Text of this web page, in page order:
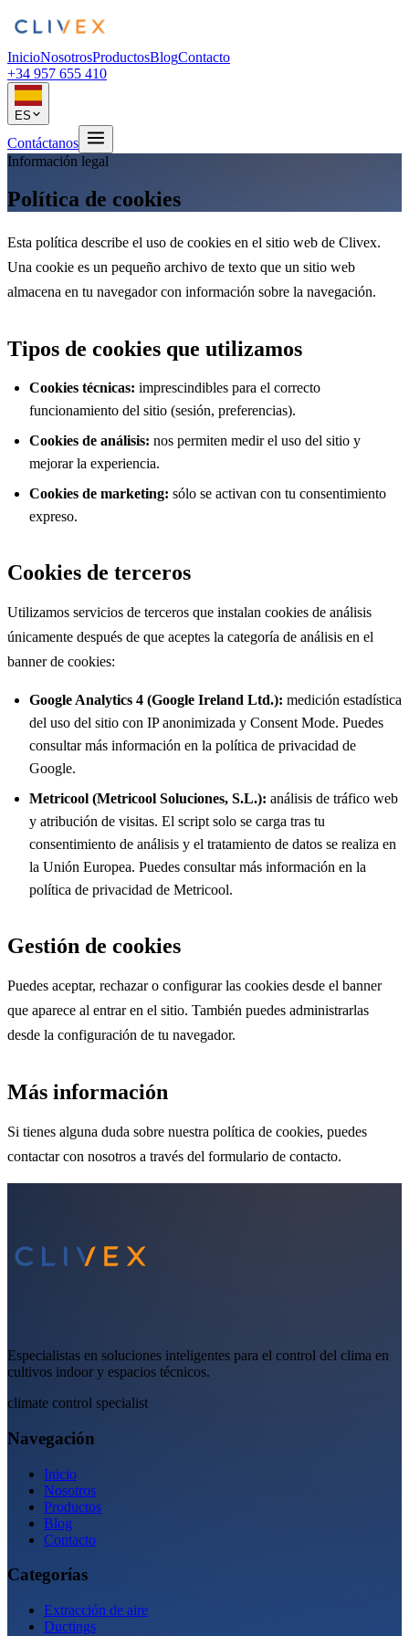
InicioNosotrosProductosBlogContacto
+34 957 655 410
ES
Contáctanos
Información legal
Política de cookies
Esta política describe el uso de cookies en el sitio web de Clivex.
Una cookie es un pequeño archivo de texto que un sitio web
almacena en tu navegador con información sobre la navegación.
Tipos de cookies que utilizamos
Cookies técnicas: imprescindibles para el correcto
funcionamiento del sitio (sesión, preferencias).
Cookies de análisis: nos permiten medir el uso del sitio y
mejorar la experiencia.
Cookies de marketing: sólo se activan con tu consentimiento
expreso.
Cookies de terceros
Utilizamos servicios de terceros que instalan cookies de análisis
únicamente después de que aceptes la categoría de análisis en el
banner de cookies:
Google Analytics 4 (Google Ireland Ltd.): medición estadística
del uso del sitio con IP anonimizada y Consent Mode. Puedes
consultar más información en la política de privacidad de
Google.
Metricool (Metricool Soluciones, S.L.): análisis de tráfico web
y atribución de visitas. El script solo se carga tras tu
consentimiento de análisis y el tratamiento de datos se realiza en
la Unión Europea. Puedes consultar más información en la
política de privacidad de Metricool.
Gestión de cookies
Puedes aceptar, rechazar o configurar las cookies desde el banner
que aparece al entrar en el sitio. También puedes administrarlas
desde la configuración de tu navegador.
Más información
Si tienes alguna duda sobre nuestra política de cookies, puedes
contactar con nosotros a través del formulario de contacto.
Especialistas en soluciones inteligentes para el control del clima en
cultivos indoor y espacios técnicos.
climate control specialist
Navegación
Inicio
Nosotros
Productos
Blog
Contacto
Categorías
Extracción de aire
Ductings